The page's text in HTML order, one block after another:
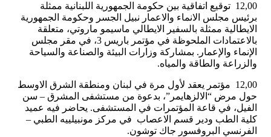
12,00 توقيع اتفاقية بين حكومة الجمهورية اللبنانية ممثلة
برئيس مجلس الانماء والاعمار نبيل الجسر وحكومة الجمهورية
الايطالية ممثلة بالسفير الايطالي ماسيمو ماروتي، متعلقة
بالاعتمادات الملحوظة في مؤتمر باريس 3، في مقر مجلس
الإنماء والإعمار. بمشاركة وزارات البيئة والصناعة والسياحة
والزراعة والطاقة والمياه.
12,00 مؤتمر يعقد لأول مرة في لبنان ومنطقة الشرق الاوسط
حول مرض “الالزهايمر”، بدعوة من مستشفى المشرق – سن
الفيل، في قاعة المؤتمرات في المستشفى. يحاضر فيه عميد
كلية الطب ودير قسم الاعصاب في مركز مونبيلييه الطبي –
الفرنسي البروفسور جاك توشون.